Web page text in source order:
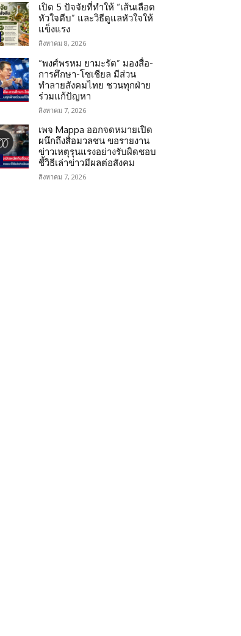
เปิด 5 ปัจจัยที่ทำให้ “เส้นเลือด
หัวใจตีบ” และวิธีดูแลหัวใจให้
แข็งแรง
สิงหาคม 8, 2026
“พงศ์พรหม ยามะรัต” มองสื่อ-
การศึกษา-โซเชียล มีส่วน
ทำลายสังคมไทย ชวนทุกฝ่าย
ร่วมแก้ปัญหา
สิงหาคม 7, 2026
เพจ Mappa ออกจดหมายเปิด
ผนึกถึงสื่อมวลชน ขอรายงาน
ข่าวเหตุรุนแรงอย่างรับผิดชอบ
ชี้วิธีเล่าข่าวมีผลต่อสังคม
สิงหาคม 7, 2026